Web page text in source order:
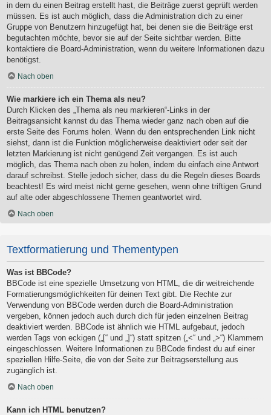
in dem du einen Beitrag erstellt hast, die Beiträge zuerst geprüft werden
müssen. Es ist auch möglich, dass die Administration dich zu einer
Gruppe von Benutzern hinzugefügt hat, bei denen sie die Beiträge erst
begutachten möchte, bevor sie auf der Seite sichtbar werden. Bitte
kontaktiere die Board-Administration, wenn du weitere Informationen dazu
benötigst.
Nach oben
Wie markiere ich ein Thema als neu?
Durch Klicken des „Thema als neu markieren“-Links in der
Beitragsansicht kannst du das Thema wieder ganz nach oben auf die
erste Seite des Forums holen. Wenn du den entsprechenden Link nicht
siehst, dann ist die Funktion möglicherweise deaktiviert oder seit der
letzten Markierung ist nicht genügend Zeit vergangen. Es ist auch
möglich, das Thema nach oben zu holen, indem du einfach eine Antwort
darauf schreibst. Stelle jedoch sicher, dass du die Regeln dieses Boards
beachtest! Es wird meist nicht gerne gesehen, wenn ohne triftigen Grund
auf alte oder abgeschlossene Themen geantwortet wird.
Nach oben
Textformatierung und Thementypen
Was ist BBCode?
BBCode ist eine spezielle Umsetzung von HTML, die dir weitreichende
Formatierungsmöglichkeiten für deinen Text gibt. Die Rechte zur
Verwendung von BBCode werden durch die Board-Administration
vergeben, können jedoch auch durch dich für jeden einzelnen Beitrag
deaktiviert werden. BBCode ist ähnlich wie HTML aufgebaut, jedoch
werden Tags von eckigen („[“ und „]“) statt spitzen („<“ und „>“) Klammern
eingeschlossen. Weitere Informationen zu BBCode findest du auf einer
speziellen Hilfe-Seite, die von der Seite zur Beitragserstellung aus
zugänglich ist.
Nach oben
Kann ich HTML benutzen?